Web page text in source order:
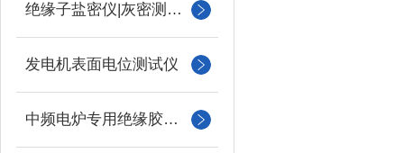
绝缘子盐密仪|灰密测试仪
发电机表面电位测试仪
中频电炉专用绝缘胶木柱